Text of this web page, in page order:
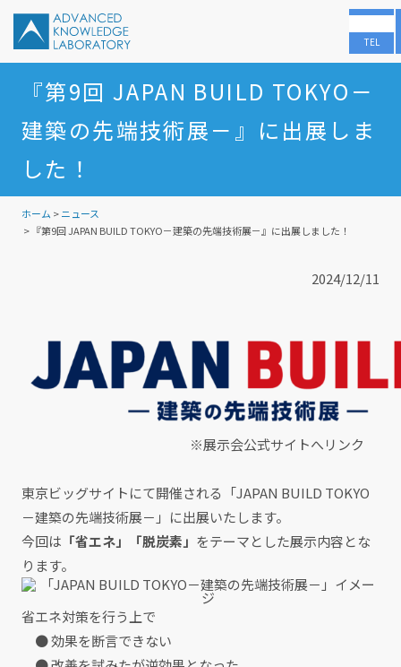
TEL
『第9回 JAPAN BUILD TOKYO－
建築の先端技術展－』に出展しま
した！
ホーム >ニュース
> 『第9回 JAPAN BUILD TOKYO－建築の先端技術展－』に出展しました！
2024/12/11
※展示会公式サイトへリンク
東京ビッグサイトにて開催される「JAPAN BUILD TOKYO
－建築の先端技術展－」に出展いたします。
今回は 「省エネ」「脱炭素」 をテーマとした展示内容とな
ります。
省エネ対策を行う上で
● 効果を断言できない